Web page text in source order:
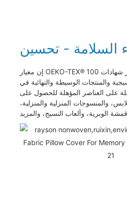
السلامة - تحسين
إن معيار OEKO-TEX® 100 هو نظام اختبار وإصدار شهادات
والمنتجات الوسيطة والنهائية في
على العناصر المؤهلة للحصول على
والمنسوجات المنزلية والمنزلية،